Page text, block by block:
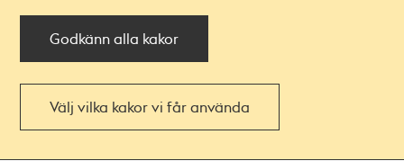
Godkänn alla kakor
Välj vilka kakor vi får använda